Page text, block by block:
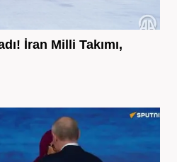
İran Milli Takımı,